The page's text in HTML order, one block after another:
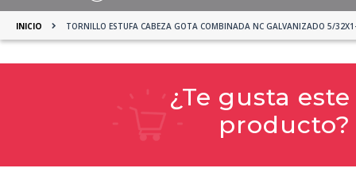
INICIO TORNILLO ESTUFA CABEZA GOTA COMBINADA NC GALVANIZADO 5/
¿Te gusta este
producto?